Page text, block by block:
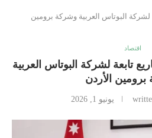
لشركة البوتاس العربية وشركة برومين
اقتصاد
تابعة لشركة البوتاس العربية
الأردن
يونيو 1, 2026